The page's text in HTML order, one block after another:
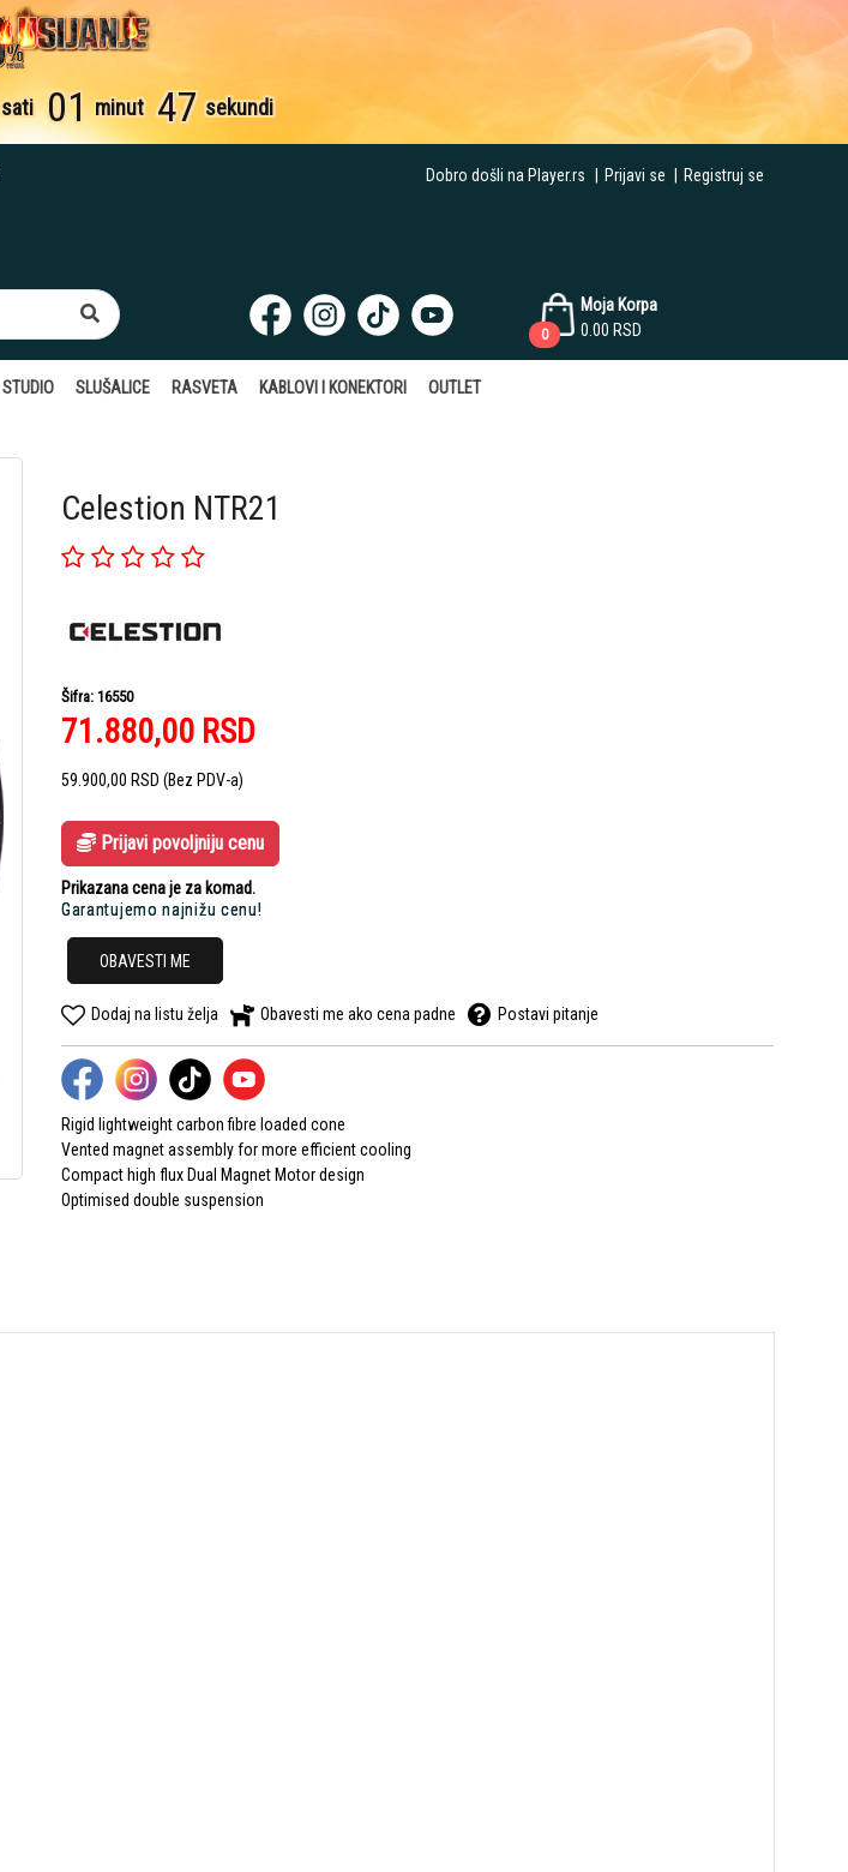
sati 01 minut 46 sekundi
Dobro došli na Player.rs Prijavi se Registruj se
Moja Korpa
0.00 RSD
0
STUDIO SLUŠALICE RASVETA KABLOVI I KONEKTORI OUTLET
Celestion NTR21
Šifra: 16550
71.880,00 RSD
59.900,00 RSD (Bez PDV-a)
Prijavi povoljniju cenu
Prikazana cena je za komad.
Garantujemo najnižu cenu!
OBAVESTI ME
Dodaj na listu želja Obavesti me ako cena padne Postavi pitanje
Rigid lightweight carbon fibre loaded cone
Vented magnet assembly for more efficient cooling
Compact high flux Dual Magnet Motor design
Optimised double suspension